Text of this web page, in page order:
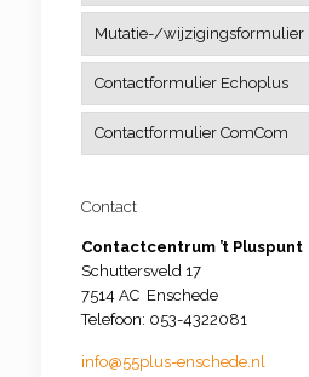
Mutatie-/wijzigingsformulier
Contactformulier Echoplus
Contactformulier ComCom
Contact
Contactcentrum ’t Pluspunt
Schuttersveld 17
7514 AC Enschede
Telefoon: 053-4322081
info@55plus-enschede.nl